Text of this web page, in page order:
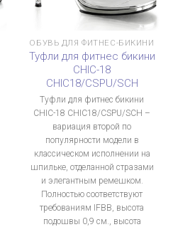
ОБУВЬ ДЛЯ ФИТНЕС-БИКИНИ
Туфли для фитнес бикини
CHIC-18
CHIC18/CSPU/SCH
Туфли для фитнес бикини
CHIC-18 CHIC18/CSPU/SCH –
вариация второй по
популярности модели в
классическом исполнении на
шпильке, отделанной стразами
и элегантным ремешком.
Полностью соответствуют
требованиям IFBB, высота
подошвы 0,9 см., высота